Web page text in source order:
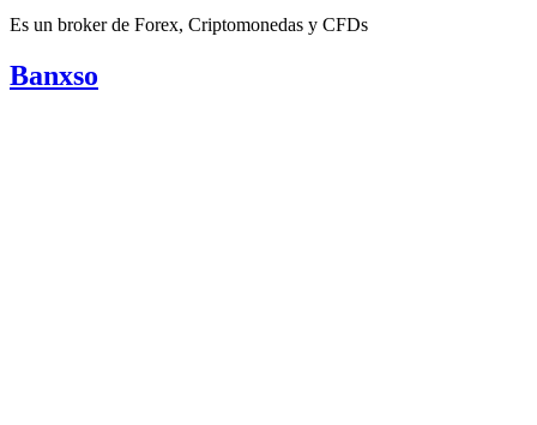
Es un broker de Forex, Criptomonedas y CFDs
Banxso